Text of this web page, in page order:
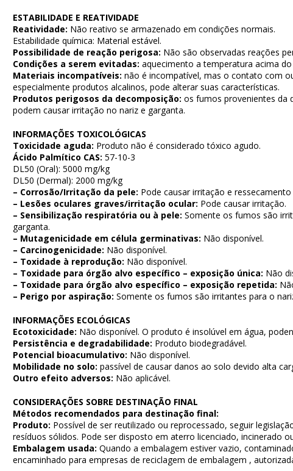
ESTABILIDADE E REATIVIDADE
Reatividade: Não reativo se armazenado em condições normais.
Estabilidade química: Material estável.
Possibilidade de reação perigosa: Não são observadas reações
Condições a serem evitadas: aquecimento a temperatura acima
Materiais incompatíveis: não é incompatível, mas o contato com
especialmente produtos alcalinos, pode alterar suas características.
Produtos perigosos da decomposição: os fumos provenientes da
podem causar irritação no nariz e garganta.
INFORMAÇÕES TOXICOLÓGICAS
Toxicidade aguda: Produto não é considerado tóxico agudo.
Ácido Palmítico CAS: 57-10-3
DL50 (Oral): 5000 mg/kg
DL50 (Dermal): 2000 mg/kg
– Corrosão/Irritação da pele: Pode causar irritação e ressecamento
– Lesões oculares graves/irritação ocular: Pode causar irritação.
– Sensibilização respiratória ou à pele: Somente os fumos são
garganta.
– Mutagenicidade em célula germinativas: Não disponível.
– Carcinogenicidade: Não disponível.
– Toxidade à reprodução: Não disponível.
– Toxidade para órgão alvo específico – exposição única: Não
– Toxidade para órgão alvo específico – exposição repetida:
– Perigo por aspiração: Somente os fumos são irritantes para o
INFORMAÇÕES ECOLÓGICAS
Ecotoxicidade: Não disponível. O produto é insolúvel em água,
Persistência e degradabilidade: Produto biodegradável.
Potencial bioacumulativo: Não disponível.
Mobilidade no solo: passível de causar danos ao solo devido alta
Outro efeito adversos: Não aplicável.
CONSIDERAÇÕES SOBRE DESTINAÇÃO FINAL
Métodos recomendados para destinação final:
Produto: Possível de ser reutilizado ou reprocessado, seguir
resíduos sólidos. Pode ser disposto em aterro licenciado, incinerado
Embalagem usada: Quando a embalagem estiver vazio,
encaminhado para empresas de reciclagem de embalagem ,